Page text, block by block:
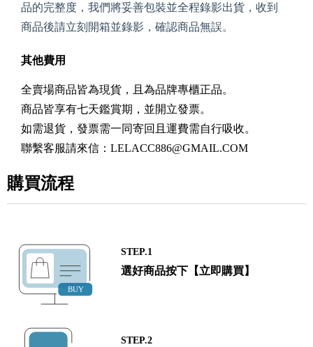
品的完整度，我們將妥善包裝並全程錄影出貨，收到
商品後請立刻開箱並錄影，確認商品無誤。
其他費用
全賣場商品皆為現貨，且為品牌專櫃正品。
商品皆享有七天鑑賞期，並開立發票。
如需退貨，發票需一同寄回且運費需自行吸收。
聯繫客服請來信： LELACC886@GMAIL.COM
購買流程
STEP.1
選好商品按下【立即購買】
STEP.2